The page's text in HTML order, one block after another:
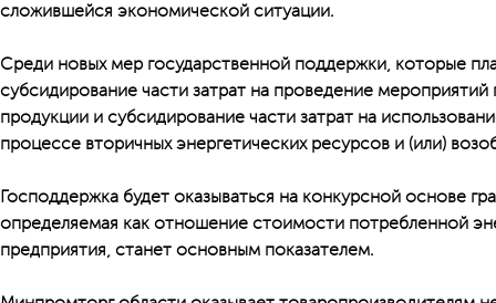
сложившейся экономической ситуации.
Среди новых мер государственной поддержки, которые
субсидирование части затрат на проведение
продукции и субсидирование части затрат на
процессе вторичных энергетических ресурсов и (или)
Господдержка будет оказываться на конкурсной основе
определяемая как отношение стоимости потребленной
предприятия, станет основным показателем.